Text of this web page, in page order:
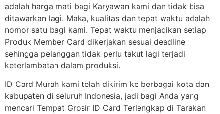
adalah harga mati bagi Karyawan kami dan tidak bisa
ditawarkan lagi. Maka, kualitas dan tepat waktu adalah
nomor satu bagi kami. Tepat waktu menjadikan setiap
Produk Member Card dikerjakan sesuai deadline
sehingga pelanggan tidak perlu takut lagi terjadi
keterlambatan dalam produksi.
ID Card Murah kami telah dikirim ke berbagai kota dan
kabupaten di seluruh Indonesia, jadi bagi Anda yang
mencari Tempat Grosir ID Card Terlengkap di Tarakan